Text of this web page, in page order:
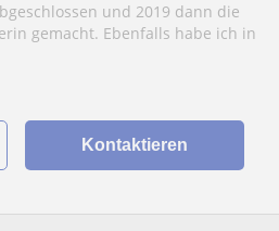
und 2019 dann die
gemacht. Ebenfalls habe ich in
Kontaktieren